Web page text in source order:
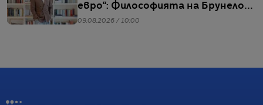
евро“: Философията на Брунело
Кучинели за бизнеса и живота
09.08.2026 / 10:00